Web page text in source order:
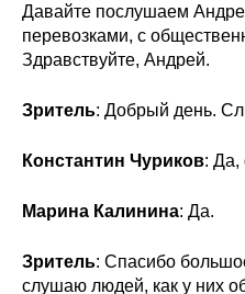
Давайте послушаем
перевозками, с
Здравствуйте, Андрей.
Зритель: Добрый день.
Константин Чуриков: Да,
Марина Калинина: Да.
Зритель: Спасибо
слушаю людей, как у них